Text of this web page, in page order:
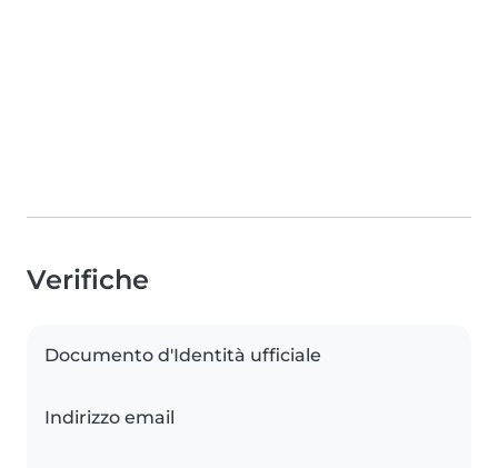
Verifiche
Documento d'Identità ufficiale
Indirizzo email